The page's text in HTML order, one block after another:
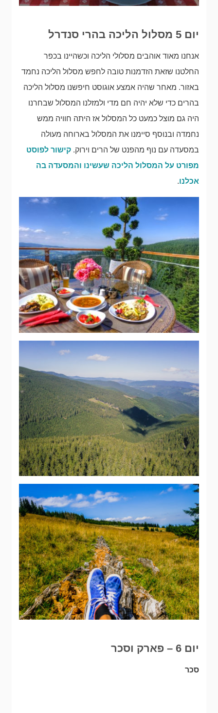
יום 5 מסלול הליכה בהרי סנדרל
אנחנו מאוד אוהבים מסלולי הליכה וכשהיינו בכפר
החלטנו שזאת הזדמנות טובה לחפש מסלול הליכה נחמד
באזור. מאחר שהיה אמצע אוגוסט חיפשנו מסלול הליכה
בהרים כדי שלא יהיה חם מדי ולמזלנו המסלול שבחרנו
היה גם מוצל כמעט כל המסלול אז היתה חוויה ממש
נחמדה ובנוסף סיימנו את המסלול בארוחה מעולה
במסעדה עם נוף מהפנט של הרים וירוק. קישור לפוסט
מפורט על המסלול הליכה שעשינו והמסעדה בה
אכלנו.
יום 6 – פארק וסכר
סכר